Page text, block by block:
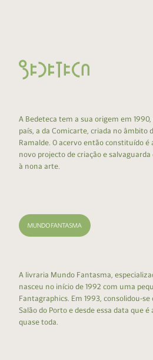
A Bedeteca tem a sua origem em
país, a da Comicarte, criada no âmbito
Ramalde. O acervo então constituído é
novo projecto de criação e
à nona arte.
A livraria Mundo Fantasma,
nasceu no início de 1992 com uma
Fantagraphics. Em 1993, consolidou-
Salão do Porto e desde essa data que
quase toda.